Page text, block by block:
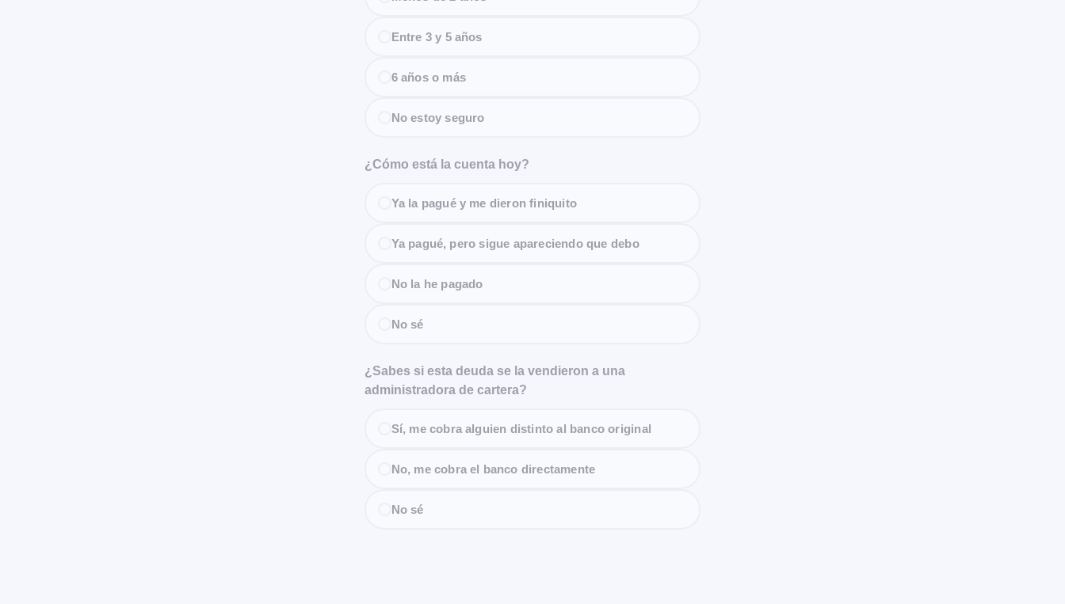
Entre 3 y 5 años
6 años o más
No estoy seguro
¿Cómo está la cuenta hoy?
Ya la pagué y me dieron finiquito
Ya pagué, pero sigue apareciendo que debo
No la he pagado
No sé
¿Sabes si esta deuda se la vendieron a una
administradora de cartera?
Sí, me cobra alguien distinto al banco original
No, me cobra el banco directamente
No sé